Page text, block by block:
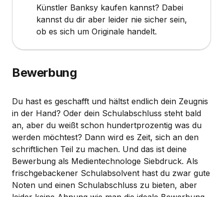
Künstler Banksy kaufen kannst? Dabei
kannst du dir aber leider nie sicher sein,
ob es sich um Originale handelt.
Bewerbung
Du hast es geschafft und hältst endlich dein Zeugnis
in der Hand? Oder dein Schulabschluss steht bald
an, aber du weißt schon hundertprozentig was du
werden möchtest? Dann wird es Zeit, sich an den
schriftlichen Teil zu machen. Und das ist deine
Bewerbung als Medientechnologe Siebdruck. Als
frischgebackener Schulabsolvent hast du zwar gute
Noten und einen Schulabschluss zu bieten, aber